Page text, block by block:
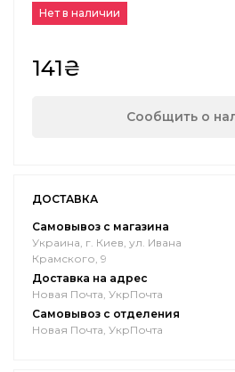
Нет в наличии
141₴
Сообщить о
ДОСТАВКА
Самовывоз с магазина
Украина, г. Киев, ул. Ивана
Крамского, 9
Доставка на адрес
Новая Почта, УкрПочта
Самовывоз с отделения
Новая Почта, УкрПочта